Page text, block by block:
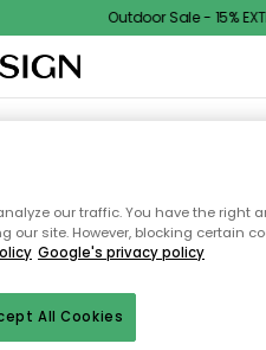
Outdoor Sale - 15%
HAVEMØBLER
siden
our traffic. You have the right
site. However, blocking certain
Google's privacy policy
All Cookies